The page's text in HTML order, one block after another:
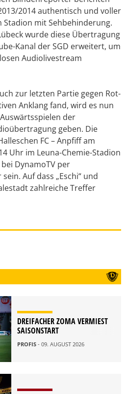
2014 authentisch und voller
Stadion mit Sehbehinderung.
wurde diese Übertragung
Kanal der SGD erweitert, um
Audiolivestream
zur letzten Partie gegen Rot-
Anklang fand, wird es nun
der
geben. Die
FC – Anpfiff am
Uhr im Leuna-Chemie-Stadion
DynamoTV per
Auf dass „Eschi“ und
zahlreiche Treffer
DREIFACHER ZOMA VERMIEST
SAISONSTART
PROFIS - 09. AUGUST 2026